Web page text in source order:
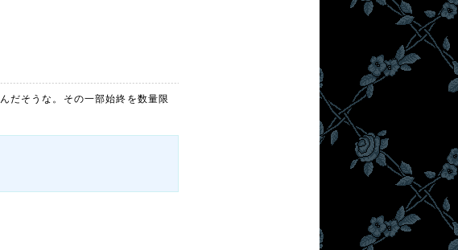
だそうな。その一部始終を数量限